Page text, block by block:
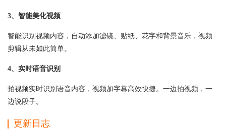
3、智能美化视频
智能识别视频内容，自动添加滤镜、贴纸、花字和背景音乐，视频
剪辑从未如此简单。
4、实时语音识别
拍视频实时识别语音内容，视频加字幕高效快捷。一边拍视频，一
边说段子。
更新日志